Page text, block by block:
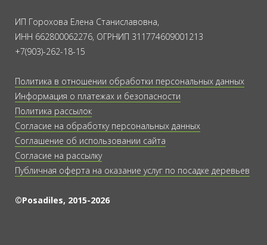
ИП Горохова Елена Станиславовна,
ИНН 662800062276, ОГРНИП 311774609001213
+7(903)-262-18-15
Политика в отношении обработки персональных данных
Информация о платежах и безопасности
Политика рассылок
Согласие на обработку персональных данных
Соглашение об использовании сайта
Согласие на рассылку
Публичная оферта на оказание услуг по посадке деревьев
©Posadiles, 2015-2026